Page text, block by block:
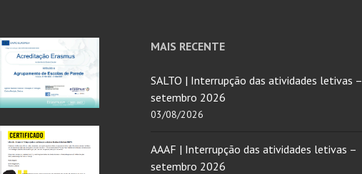
MAIS RECENTE
SALTO | Interrupção das atividades letivas –
setembro 2026
03/08/2026
AAAF | Interrupção das atividades letivas –
setembro 2026